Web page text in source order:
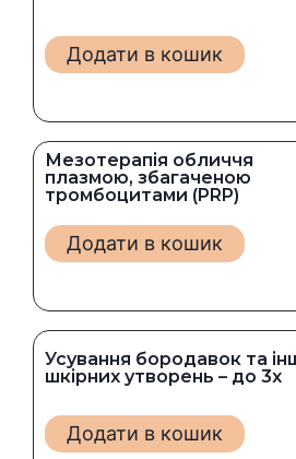
Додати в кошик
Мезотерапія обличчя
плазмою, збагаченою
тромбоцитами (PRP)
Додати в кошик
Усування бородавок та
шкірних утворень – до 3х
Додати в кошик